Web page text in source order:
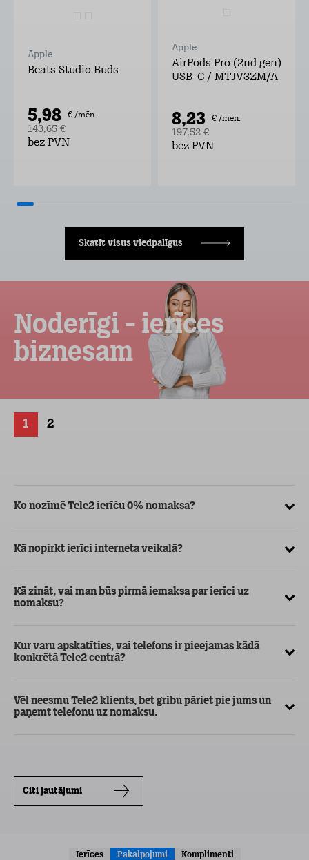
Apple
Beats Studio Buds
5,98 € /mēn.
143,65 €
bez PVN
Apple
AirPods Pro (2nd gen)
USB-C / MTJV3ZM/A
8,23 € /mēn.
197,52 €
bez PVN
Skatīt visus viedpalīgus
Noderīgi - ierīces
biznesam
1 2
Ko nozīmē Tele2 ierīču 0% nomaksa?
Kā nopirkt ierīci interneta veikalā?
Kā zināt, vai man būs pirmā iemaksa par ierīci uz
nomaksu?
Kur varu apskatīties, vai telefons ir pieejamas kādā
konkrētā Tele2 centrā?
Vēl neesmu Tele2 klients, bet gribu pāriet pie jums un
paņemt telefonu uz nomaksu.
Citi jautājumi
Ierīces Pakalpojumi Komplimenti